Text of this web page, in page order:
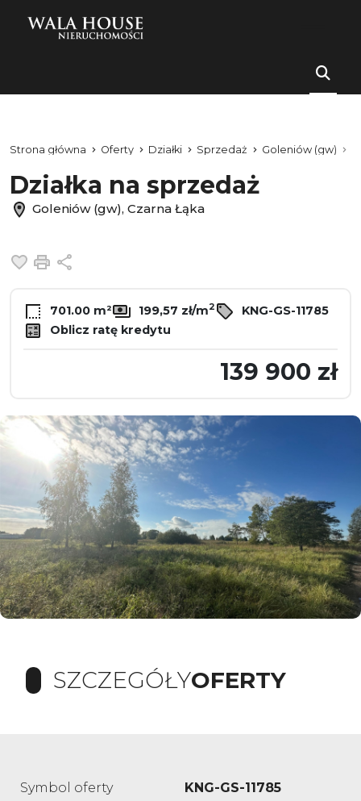
Strona główna Oferty Działki Sprzedaż Goleniów (gw)
Działka na sprzedaż
Goleniów (gw), Czarna Łąka
Dodaj do ulubionych
Drukuj
701.00 m² 199,57 zł/m2
KNG-GS-11785
Oblicz ratę kredytu
139 900 zł
SZCZEGÓŁYOFERTY
Symbol oferty
KNG-GS-11785